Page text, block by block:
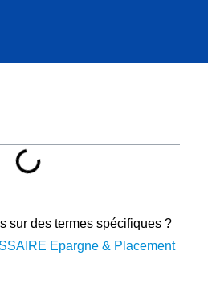
sur des termes spécifiques ?
Epargne & Placement